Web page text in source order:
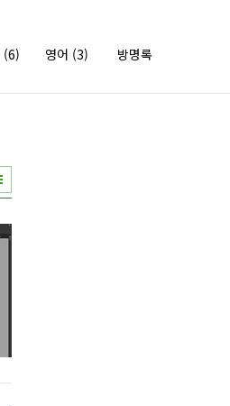
(6) 영어 (3) 방명록